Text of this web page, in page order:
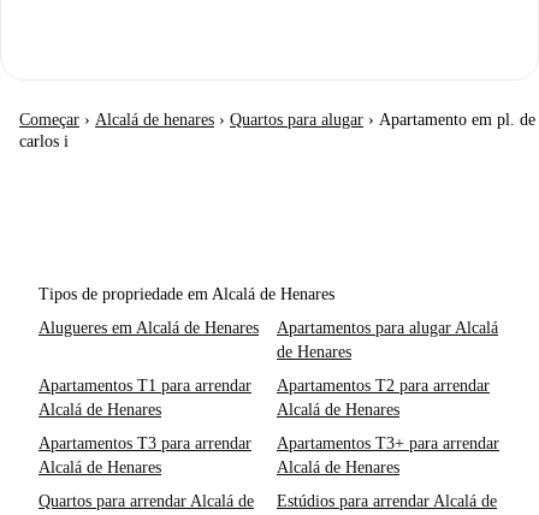
Começar › Alcalá de henares › Quartos para alugar › Apartamento em pl. de
carlos i
Tipos de propriedade em Alcalá de Henares
Alugueres em Alcalá de Henares
Apartamentos para alugar Alcalá
de Henares
Apartamentos T1 para arrendar
Alcalá de Henares
Apartamentos T2 para arrendar
Alcalá de Henares
Apartamentos T3 para arrendar
Alcalá de Henares
Apartamentos T3+ para arrendar
Alcalá de Henares
Quartos para arrendar Alcalá de
Estúdios para arrendar Alcalá de